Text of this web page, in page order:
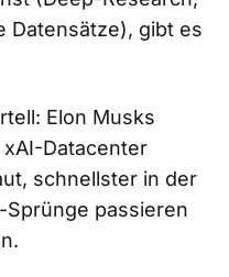
Datensätze), gibt es
Elon Musks
xAI-Datacenter
schnellster in der
Sprünge passieren